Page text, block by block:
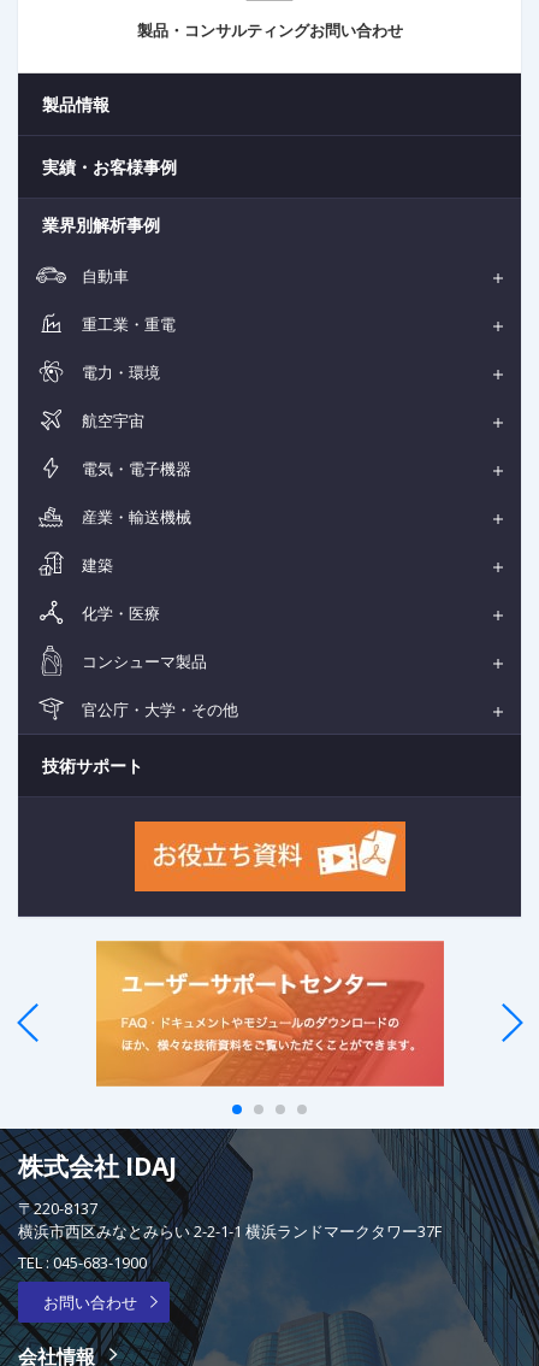
製品・コンサルティングお問い合わせ
製品情報
実績・お客様事例
業界別解析事例
自動車
重工業・重電
電力・環境
航空宇宙
電気・電子機器
産業・輸送機械
建築
化学・医療
コンシューマ製品
官公庁・大学・その他
技術サポート
株式会社 IDAJ
〒220-8137
横浜市西区みなとみらい 2-2-1-1 横浜ランドマークタワー37F
TEL :045-683-1900
お問い合わせ
会社情報